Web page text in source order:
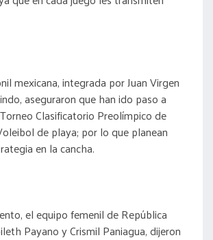
mexicana, integrada por Juan Virgen
aseguraron que han ido paso a
Clasificatorio Preolímpico de
de playa; por lo que planean
en la cancha.
el equipo femenil de República
Payano y Crismil Paniagua, dijeron